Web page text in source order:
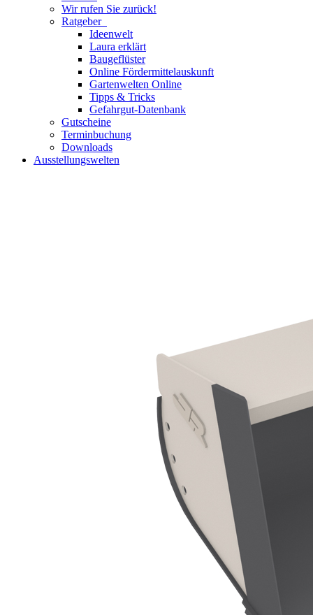
Wir rufen Sie zurück!
Ratgeber
Ideenwelt
Laura erklärt
Baugeflüster
Online Fördermittelauskunft
Gartenwelten Online
Tipps & Tricks
Gefahrgut-Datenbank
Gutscheine
Terminbuchung
Downloads
Ausstellungswelten